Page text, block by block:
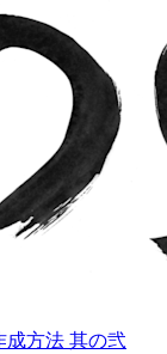
方法 其の弐